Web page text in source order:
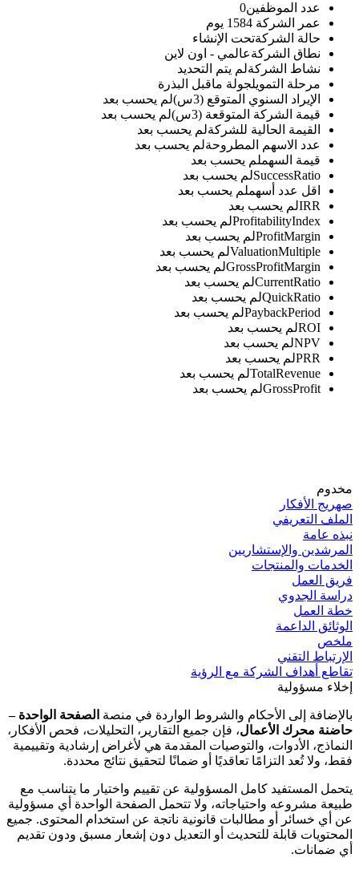
عدد الموظفين0
عمر الشركة 1584 يوم
حالة الشركةتحت الإنشاء
نطاق الشركةعالمي - اون لاين
نشاط الشركةلم يتم التحديد
مرحلة التمويلجولة ماقبل البذرة
الإيراد السنوي المتوقع (3س)
لم يحسب بعد
قيمة الشركة المتوقعة (3س)
لم يحسب بعد
القيمة الحالية للشركةلم يحسب بعد
عدد الاسهم المطروحةلم يحسب بعد
قيمة السهملم يحسب بعد
SuccessRatioلم يحسب بعد
اقل عدد أسهملم يحسب بعد
IRRلم يحسب بعد
ProfitabilityIndexلم يحسب بعد
ProfitMarginلم يحسب بعد
ValuationMultipleلم يحسب بعد
GrossProfitMarginلم يحسب بعد
CurrentRatioلم يحسب بعد
QuickRatioلم يحسب بعد
PaybackPeriodلم يحسب بعد
ROIلم يحسب بعد
NPVلم يحسب بعد
PRRلم يحسب بعد
TotalRevenueلم يحسب بعد
GrossProfitلم يحسب بعد
مخدوم
صهريج الأفكار
الملف التعريفي
نبذه عامة
المرشدين والإستشاريين
الخدمات والمنتجات
فريق العمل
دراسة الجدوي
خطة العمل
الوثائق الداعمة
ملخص
الإرتباط التقني
تقاطع أهداف الشركة مع الرؤية
إخلاء مسؤولية
بالإضافة إلى الأحكام والشروط الواردة في منصة الصفحة الواحدة –
حاضنة محرك الأعمال، فإن جميع التقارير، التحليلات، فحص الأفكار،
النماذج، الأدوات، والتوصيات المقدمة هي لأغراض إرشادية وتقييمية
فقط، ولا تُعد التزامًا تعاقديًا أو ضمانًا لتحقيق نتائج محددة.
يتحمل المستفيد كامل المسؤولية عن تقييم واختيار ما يتناسب مع
طبيعة مشروعه واحتياجاته، ولا تتحمل الصفحة الواحدة أي مسؤولية
عن أي خسائر أو مطالبات قانونية ناتجة عن استخدام المحتوى. جميع
المحتويات قابلة للتحديث أو التعديل دون إشعار مسبق ودون تقديم
أي ضمانات.